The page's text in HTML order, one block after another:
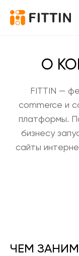
О
FITTIN —
commerce и
платформы.
бизнесу
сайты
ЧЕМ